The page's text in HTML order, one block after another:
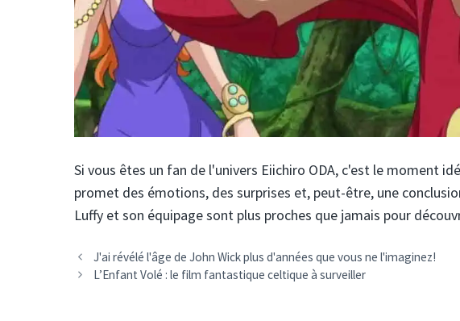
Si vous êtes un fan de l'univers Eiichiro ODA, c'est le moment
promet des émotions, des surprises et, peut-être, une
Luffy et son équipage sont plus proches que jamais pour
J'ai révélé l'âge de John Wick plus d'années que vous ne l'imaginez!
L’Enfant Volé : le film fantastique celtique à surveiller